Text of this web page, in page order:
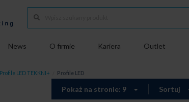
News O firmie Kariera Outlet
Profile LED TEKKNI+ Profile LED
Pokaż na stronie: 9 Sortuj